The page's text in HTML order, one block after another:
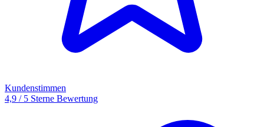
Kundenstimmen
4,9 / 5 Sterne Bewertung